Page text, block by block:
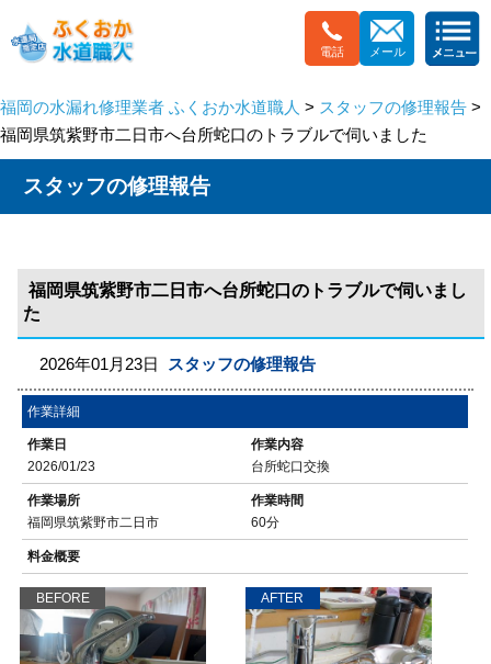
電話 メール
福岡の水漏れ修理業者 ふくおか水道職人 > スタッフの修理報告 >
福岡県筑紫野市二日市へ台所蛇口のトラブルで伺いました
スタッフの修理報告
福岡県筑紫野市二日市へ台所蛇口のトラブルで伺いまし
た
2026年01月23日 スタッフの修理報告
作業詳細
作業日
2026/01/23
作業内容
台所蛇口交換
作業場所
福岡県筑紫野市二日市
作業時間
60分
料金概要
BEFORE AFTER